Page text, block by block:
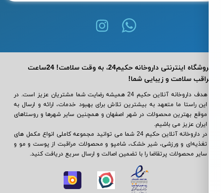
فروشگاه اینترنتی داروخانه حکیم24، به وقت سلامت! 24ساعت
سلامت و زیبایی شما!
هدف داروخانه آنلاین حکیم 24 همیشه رضایت شما مشتریان عزیز است. در
این راستا ما متعهد به بیشترین تلاش برای بهبود خدمات، ارائه و ارسال به
موقع بهترین محصولات در شهر اصفهان و همچنین سایر شهرها و روستاهای
ایران عزیز می باشیم.
در داروخانه آنلاین حکیم 24 شما می ‌توانید مجموعه کاملی انواع مکمل‌ های
تغذیه‌ای و ورزشی، شیر خشک، شامپو و محصولات مراقبت از پوست و مو و
سایر محصولات پرتقاضا را با تضمین اصالت و ارسال سریع دریافت کنید.